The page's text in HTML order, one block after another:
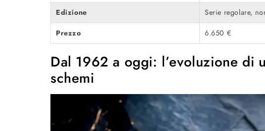
Edizione Serie regolare,
Prezzo 6.650 €
Dal 1962 a oggi: l’evoluzione di
schemi